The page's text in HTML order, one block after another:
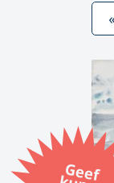
G
eef
u
n
st
a
d
o
m
et
e SB
K
u
n
stb
o
n